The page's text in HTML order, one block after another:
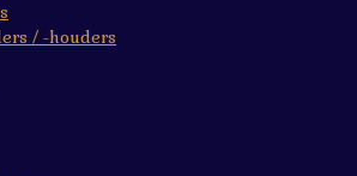
/ -houders